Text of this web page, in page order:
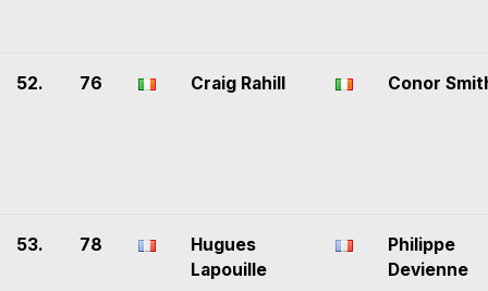
52. 76 Craig Rahill Conor
53. 78
Hugues
Lapouille
Philippe
Devienne